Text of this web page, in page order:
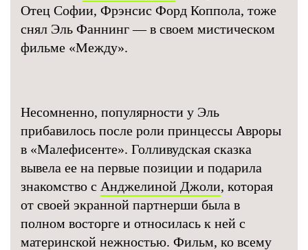
Отец Софии, Фрэнсис Форд Коппола, тоже
снял Эль Фаннинг — в своем мистическом
фильме «Между».
Несомненно, популярности у Эль
прибавилось после роли принцессы Авроры
в «Малефисенте». Голливудская сказка
вывела ее на первые позиции и подарила
знакомство с Анджелиной Джоли, которая
от своей экранной партнерши была в
полном восторге и относилась к ней с
материнской нежностью. Фильм, ко всему